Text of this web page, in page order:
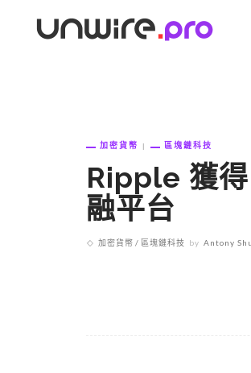
加密貨幣 區塊鏈科技
Ripple 獲
融平台
加密貨幣 區塊鏈科技 by Antony